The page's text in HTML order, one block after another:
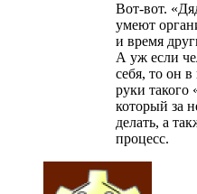
Вот-вот.
умеют
и время
А уж если
себя, то он в
руки такого
который за
делать, а
процесс.